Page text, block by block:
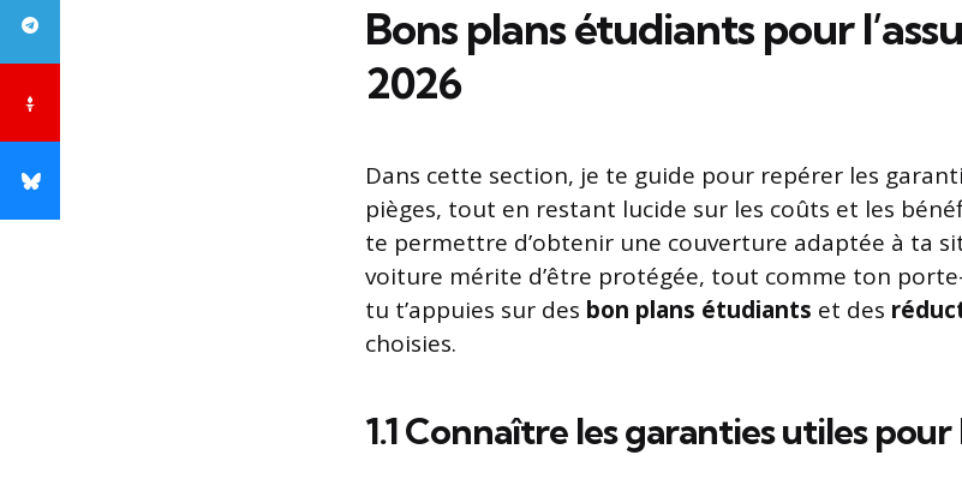
Bons plans étudiants pour
2026
Dans cette section, je te guide pour repérer les
pièges, tout en restant lucide sur les coûts et les
te permettre d’obtenir une couverture adaptée à ta
voiture mérite d’être protégée, tout comme ton
tu t’appuies sur des bon plans étudiants et des
choisies.
1.1 Connaître les garanties utiles